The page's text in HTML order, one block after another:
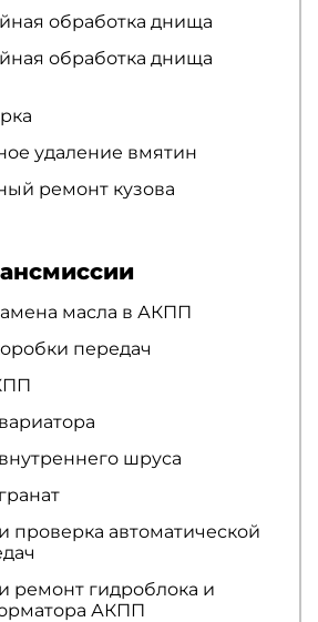
обработка днища
обработка днища
удаление вмятин
ремонт кузова
масла в АКПП
передач
шруса
проверка автоматической
ремонт гидроблока и
АКПП